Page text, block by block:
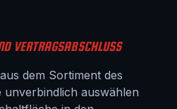
VERTRAGSABSCHLUSS
dem Sortiment des
auswählen